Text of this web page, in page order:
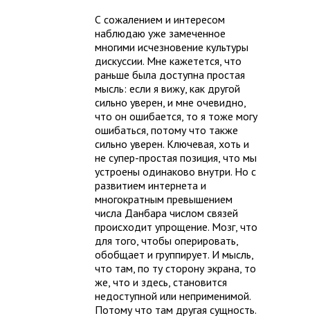
С сожалением и интересом
наблюдаю уже замеченное
многими исчезновение культуры
дискуссии. Мне кажетется, что
раньше была доступна простая
мысль: если я вижу, как другой
сильно уверен, и мне очевидно,
что он ошибается, то я тоже могу
ошибаться, потому что также
сильно уверен. Ключевая, хоть и
не супер-простая позиция, что мы
устроены одинаково внутри. Но с
развитием интернета и
многократным превышением
числа Данбара числом связей
происходит упрощение. Мозг, что
для того, чтобы оперировать,
обобщает и группирует. И мысль,
что там, по ту сторону экрана, то
же, что и здесь, становится
недоступной или неприменимой.
Потому что там другая сущность.